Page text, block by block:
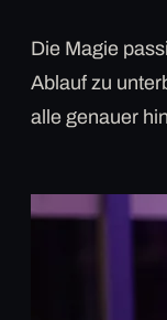
Die Magie
Ablauf zu
alle genauer